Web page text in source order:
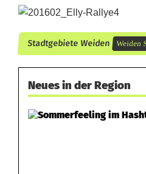
Stadtgebiete Weiden Weiden
Neues in der Region